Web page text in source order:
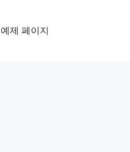
예제 페이지